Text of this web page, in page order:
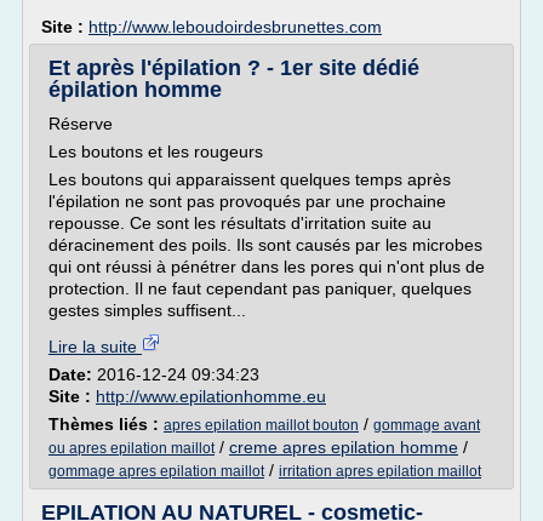
Site : http://www.leboudoirdesbrunettes.com
Et après l'épilation ? - 1er site dédié
épilation homme
Réserve
Les boutons et les rougeurs
Les boutons qui apparaissent quelques temps après
l'épilation ne sont pas provoqués par une prochaine
repousse. Ce sont les résultats d'irritation suite au
déracinement des poils. Ils sont causés par les microbes
qui ont réussi à pénétrer dans les pores qui n'ont plus de
protection. Il ne faut cependant pas paniquer, quelques
gestes simples suffisent...
Lire la suite
Date: 2016-12-24 09:34:23
Site : http://www.epilationhomme.eu
Thèmes liés : apres epilation maillot bouton / gommage avant
ou apres epilation maillot/ creme apres epilation homme /
gommage apres epilation maillot/ irritation apres epilation maillot
EPILATION AU NATUREL - cosmetic-